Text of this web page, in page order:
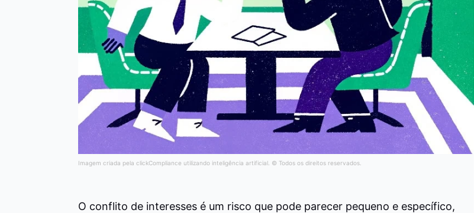
Imagem criada pela clickCompliance utilizando inteligência artificial. © Todos os direitos reservados.
O conflito de interesses é um risco que pode parecer pequeno e específico,